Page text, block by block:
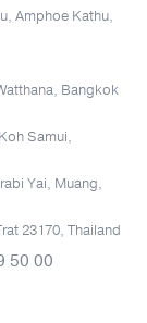
Amphoe Kathu,
Bangkok
Samui,
Yai, Muang,
23170, Thailand
50 00